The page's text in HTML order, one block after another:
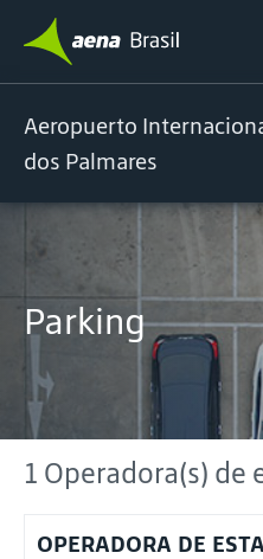
Aeropuerto
dos Palmares
Parking
1 Operadora(s) de
OPERADORA DE